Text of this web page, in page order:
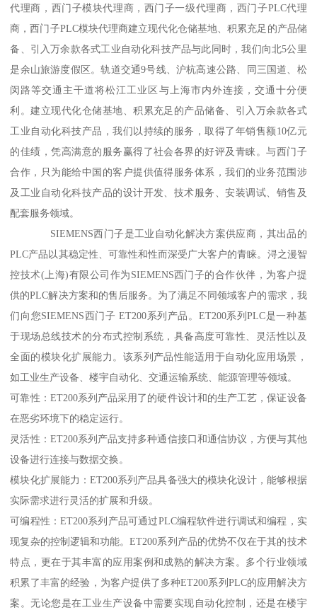
代理商，西门子模块代理商，西门子一级代理商，西门子PLC代理
商，西门子PLC模块代理商建立现代化仓储基地、积累充足的产品储
备、引入万余款各式工业自动化科技产品与此同时，我们向北5公里
是余山旅游度假区。轨道交通9号线、沪杭高速公路、同三国道、松
闵路等交通主干道将松江工业区与上海市内外连接，交通十分便
利。建立现代化仓储基地、积累充足的产品储备、引入万余款各式
工业自动化科技产品，我们以持续的服务，取得了年销售额10亿元
的佳绩，凭高满意的服务赢得了社会各界的好评及青睐。与西门子
合作，只为能给中国的客户提供值得服务体系，我们的业务范围涉
及工业自动化科技产品的设计开发、技术服务、安装调试、销售及
配套服务领域。
SIEMENS西门子是工业自动化解决方案供应商，其出品的
PLC产品以其稳定性、可靠性和性而深受广大客户的青睐。浔之漫智
控技术(上海)有限公司作为SIEMENS西门子的合作伙伴，为客户提
供的PLC解决方案和的售后服务。为了满足不同领域客户的需求，我
们向您SIEMENS西门子 ET200系列产品。ET200系列PLC是一种基
于现场总线技术的分布式控制系统，具备高度可靠性、灵活性以及
全面的模块化扩展能力。该系列产品性能适用于自动化应用场景，
如工业生产设备、楼宇自动化、交通运输系统、能源管理等领域。
可靠性：ET200系列产品采用了的硬件设计和的生产工艺，保证设备
在恶劣环境下的稳定运行。
灵活性：ET200系列产品支持多种通信接口和通信协议，方便与其他
设备进行连接与数据交换。
模块化扩展能力：ET200系列产品具备强大的模块化设计，能够根据
实际需求进行灵活的扩展和升级。
可编程性：ET200系列产品可通过PLC编程软件进行调试和编程，实
现复杂的控制逻辑和功能。ET200系列产品的优势不仅在于其的技术
特点，更在于其丰富的应用案例和成熟的解决方案。多个行业领域
积累了丰富的经验，为客户提供了多种ET200系列PLC的应用解决方
案。无论您是在工业生产设备中需要实现自动化控制，还是在楼宇